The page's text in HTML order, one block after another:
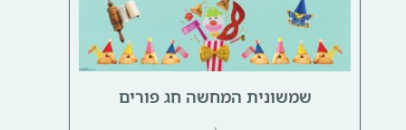
שמשונית המחשה חג פורים